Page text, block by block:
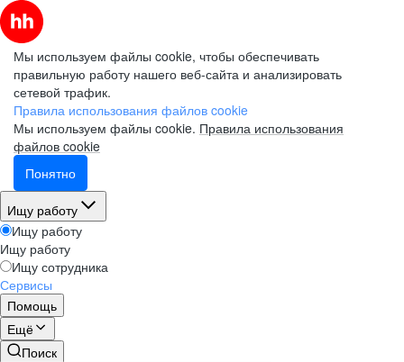
Мы используем файлы cookie, чтобы обеспечивать
правильную работу нашего веб-сайта и анализировать
сетевой трафик.
Правила использования файлов cookie
Мы используем файлы cookie. Правила использования
файлов cookie
Понятно
Ищу работу
Ищу работу
Ищу работу
Ищу сотрудника
Сервисы
Помощь
Ещё
Поиск